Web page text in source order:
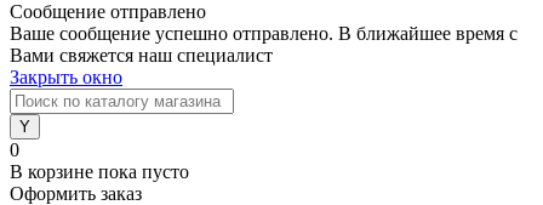
Сообщение отправлено
Ваше сообщение успешно отправлено. В ближайшее время с
Вами свяжется наш специалист
Закрыть окно
0
В корзине пока пусто
Оформить заказ